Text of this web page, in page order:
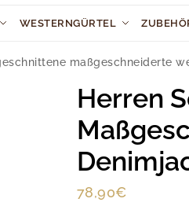
WESTERNGÜRTEL
maßgeschneiderte
Herren
78,90€